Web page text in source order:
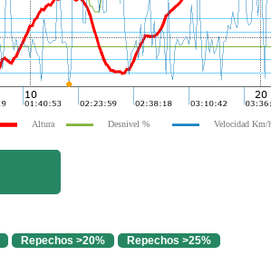
Altura Desnivel % Velocidad Km/
Repechos >20% Repechos >25%